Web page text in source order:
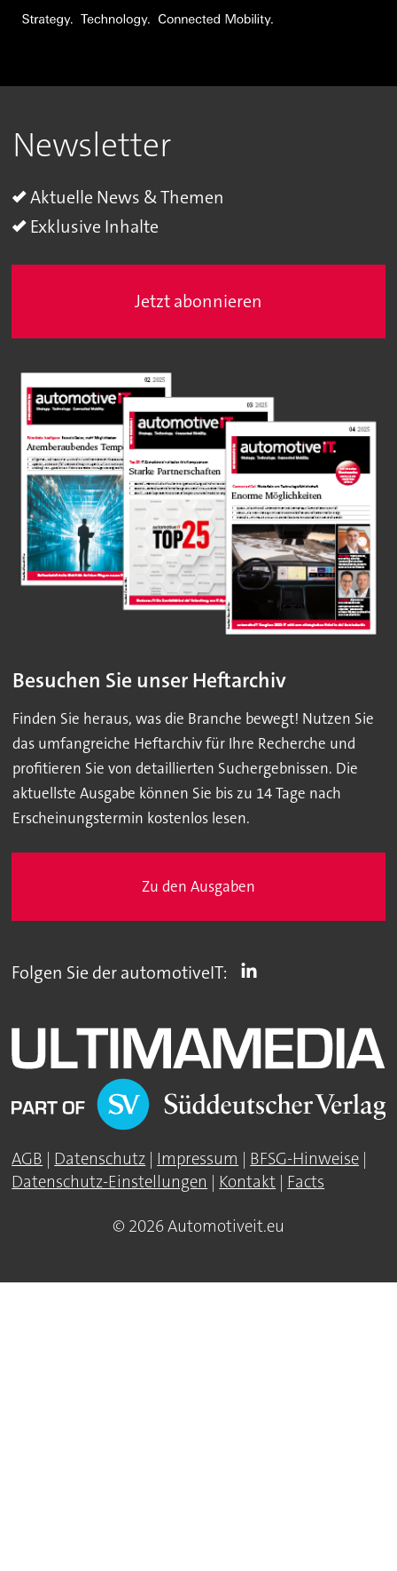
Newsletter
Aktuelle News & Themen
Exklusive Inhalte
Jetzt abonnieren
Besuchen Sie unser Heftarchiv
Finden Sie heraus, was die Branche bewegt! Nutzen Sie
das umfangreiche Heftarchiv für Ihre Recherche und
profitieren Sie von detaillierten Suchergebnissen. Die
aktuellste Ausgabe können Sie bis zu 14 Tage nach
Erscheinungstermin kostenlos lesen.
Zu den Ausgaben
Folgen Sie der automotiveIT:
AGB | Datenschutz | Impressum | BFSG-Hinweise |
Datenschutz-Einstellungen | Kontakt | Facts
© 2026 Automotiveit.eu